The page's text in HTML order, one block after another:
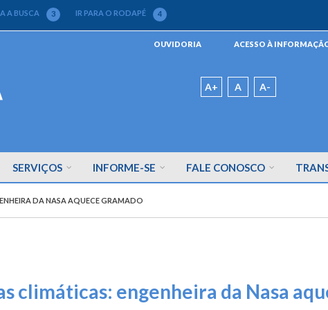
A BUSCA 3 IR PARA O RODAPÉ 4
OUVIDORIA ACESSO À
A+ A A-
SERVIÇOS INFORME-SE FALE CONOSCO
DA NASA AQUECE GRAMADO
climáticas: engenheira da Nasa